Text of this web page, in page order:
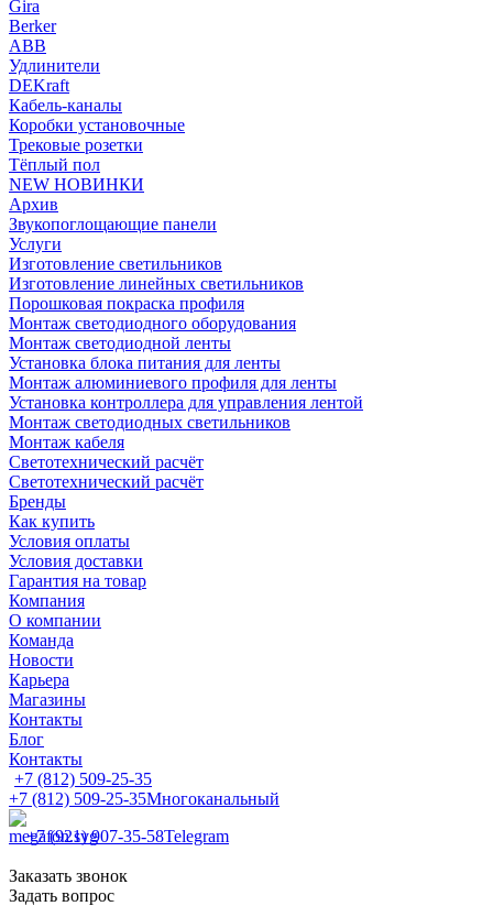
Gira
Berker
ABB
Удлинители
DEKraft
Кабель-каналы
Коробки установочные
Трековые розетки
Тёплый пол
NEW НОВИНКИ
Архив
Звукопоглощающие панели
Услуги
Изготовление светильников
Изготовление линейных светильников
Порошковая покраска профиля
Монтаж светодиодного оборудования
Монтаж светодиодной ленты
Установка блока питания для ленты
Монтаж алюминиевого профиля для ленты
Установка контроллера для управления лентой
Монтаж светодиодных светильников
Монтаж кабеля
Светотехнический расчёт
Светотехнический расчёт
Бренды
Как купить
Условия оплаты
Условия доставки
Гарантия на товар
Компания
О компании
Команда
Новости
Карьера
Магазины
Контакты
Блог
Контакты
+7 (812) 509-25-35
+7 (812) 509-25-35Многоканальный
+7 (921) 907-35-58Telegram
Заказать звонок
Задать вопрос